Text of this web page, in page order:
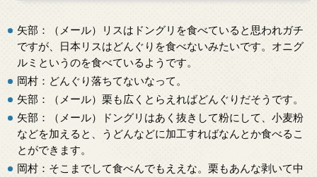
矢部：（メール）リスはドングリを食べていると思われガチ
ですが、日本リスはどんぐりを食べないみたいです。オニグ
ルミというのを食べているようです。
岡村：どんぐり落ちてないなって。
矢部：（メール）栗も広くとらえればどんぐりだそうです。
矢部：（メール）ドングリはあく抜きして粉にして、小麦粉
などを加えると、うどんなどに加工すればなんとか食べるこ
とができます。
岡村：そこまでして食べんでもええな。栗もあんな剥いて中